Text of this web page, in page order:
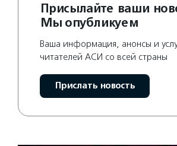
Присылайте ваши
Мы опубликуем
Ваша информация, анонсы и
читателей АСИ со всей страны
Прислать новость